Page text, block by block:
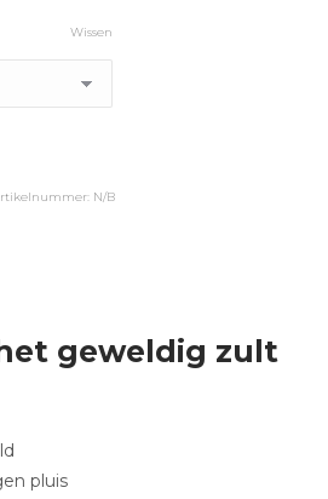
Wissen
N/B
geweldig zult
pluis